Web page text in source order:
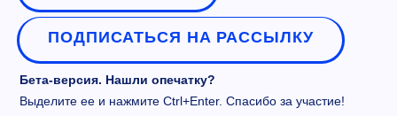
ПОДПИСАТЬСЯ НА РАССЫЛКУ
Бета-версия. Нашли опечатку?
Выделите ее и нажмите Ctrl+Enter. Спасибо за участие!